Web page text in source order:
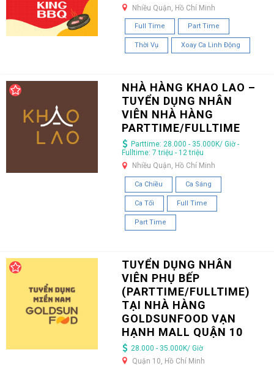
Nhiều Quận, Hồ Chí Minh
Full Time Part Time
Thời Vụ Xoay Ca Linh Động
NHÀ HÀNG KHAO LAO –
TUYỂN DỤNG NHÂN
VIÊN NHÀ HÀNG
PARTTIME/FULLTIME
Parttime: 28.000 - 35.000K/ Giờ -
Fulltime: 7 triệu - 12 triệu
Nhiều Quận, Hồ Chí Minh
Ca Chiều Ca Sáng
Ca Tối Full Time
Part Time
TUYỂN DỤNG NHÂN
VIÊN PHỤ BẾP
(PARTTIME/FULLTIME)
TẠI NHÀ HÀNG
GOLDSUNFOOD VẠN
HẠNH MALL QUẬN 10
28.000 - 35.000K/ Giờ
Quận 10, Hồ Chí Minh